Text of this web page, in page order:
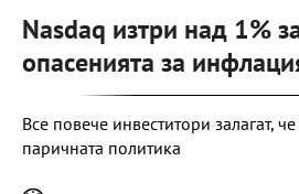
Nasdaq изтри над 1%
опасенията за
Все повече инвеститори залагат,
паричната политика